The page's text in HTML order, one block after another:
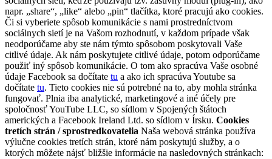
napr. „share“, „like“ alebo „pin“ tlačítka, ktoré pracujú ako cookies.
Či si vyberiete spôsob komunikácie s nami prostredníctvom
sociálnych sietí je na Vašom rozhodnutí, v každom prípade však
neodporúčame aby ste nám týmto spôsobom poskytovali Vaše
citlivé údaje. Ak nám poskytujete citlivé údaje, potom odporúčame
použiť iný spôsob komunikácie. O tom ako spracúva Vaše osobné
údaje Facebook sa dočítate tu a ako ich spracúva Youtube sa
dočítate tu. Tieto cookies nie sú potrebné na to, aby mohla stránka
fungovať. Plnia iba analytické, marketingové a iné účely pre
spoločnosť YouTube LLC, so sídlom v Spojených štátoch
amerických a Facebook Ireland Ltd. so sídlom v Írsku. Cookies
tretích strán / sprostredkovatelia Naša webová stránka používa
výlučne cookies tretích strán, ktoré nám poskytujú služby, a o
ktorých môžete nájsť bližšie informácie na nasledovných stránkach: